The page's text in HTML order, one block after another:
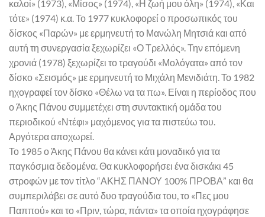
καλοί» (1973), «Μίσος» (1974), «Η ζωή μου όλη» (1974), «Και
τότε» (1974) κ.α. Το 1977 κυκλοφορεί ο προσωπικός του
δίσκος «Παρών» με ερμηνευτή το Μανώλη Μητσιά και από
αυτή τη συνεργασία ξεχωρίζει «Ο Τρελλός». Την επόμενη
χρονιά (1978) ξεχωρίζει το τραγούδι «Μολόγατα» από τον
δίσκο «Σεισμός» με ερμηνευτή το Μιχάλη Μενιδιάτη. Το 1982
ηχογραφεί τον δίσκο «Θέλω να τα πω». Είναι η περίοδος που
ο Άκης Πάνου συμμετέχει στη συντακτική ομάδα του
περιοδικού «Ντέφι» μαχόμενος για τα πιστεύω του.
Αργότερα αποχωρεί.
Το 1985 ο Άκης Πάνου θα κάνει κάτι μοναδικό για τα
παγκόσμια δεδομένα. Θα κυκλοφορήσει ένα δισκάκι 45
στροφών με τον τίτλο “ΑΚΗΣ ΠΑΝΟΥ 100% ΠΡΟΒΑ” και θα
συμπεριλάβει σε αυτό δυο τραγούδια του, το «Πες μου
Παππού» και το «Πριν, τώρα, πάντα» τα οποία ηχογράφησε